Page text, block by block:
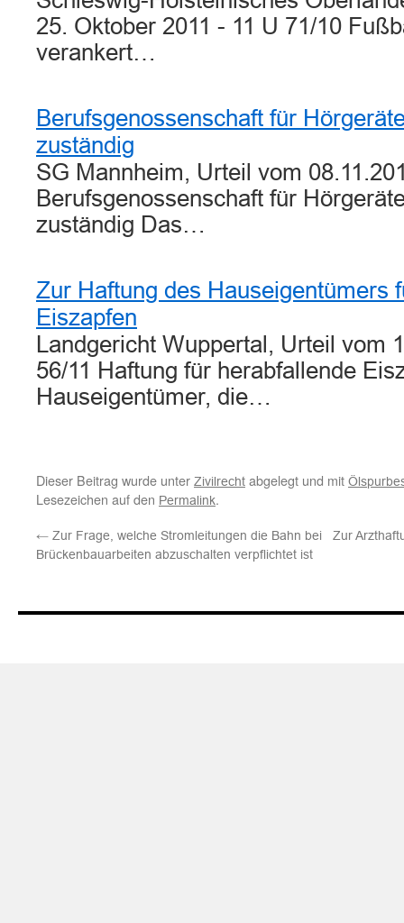
25. Oktober 2011 - 11 U 71/10
verankert…
Berufsgenossenschaft für
zuständig
SG Mannheim, Urteil vom
Berufsgenossenschaft für
zuständig Das…
Zur Haftung des Hauseigentümers
Eiszapfen
Landgericht Wuppertal, Urteil vom
56/11 Haftung für herabfallende
Hauseigentümer, die…
Dieser Beitrag wurde unter Zivilrecht abgelegt und mit
Lesezeichen auf den Permalink.
← Zur Frage, welche Stromleitungen die Bahn bei
Brückenbauarbeiten abzuschalten verpflichtet ist
Zur